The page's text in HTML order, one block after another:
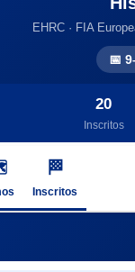
EHRC · FIA
📅
20
Inscritos
🏁
Inscritos